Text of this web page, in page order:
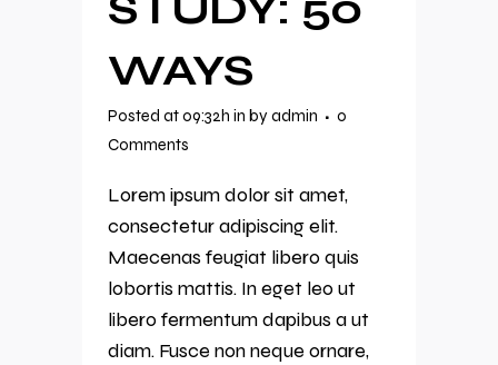
WAYS
Posted at 09:32h in byadmin
0
Comments
Lorem ipsum dolor sit amet,
consectetur adipiscing elit.
Maecenas feugiat libero quis
lobortis mattis. In eget leo ut
libero fermentum dapibus a ut
diam. Fusce non neque ornare,